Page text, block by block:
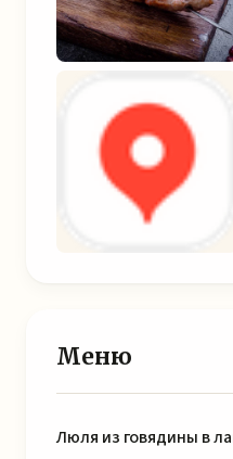
Меню
Люля из говядины в